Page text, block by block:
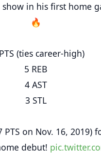
in his first home
🔥
(ties career-high)
5 REB
4 AST
3 STL
PTS on Nov. 16, 2019)
debut!